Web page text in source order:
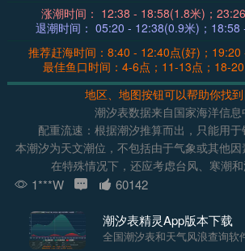
涨潮时间： 12:38 - 18:58(1.8米)；
退潮时间： 05:20 - 12:38(0.9米)；
推荐赶海时间：8:40 - 12:40点(好)；19:20
最佳鱼口时间：4-6点；11-13点；18-20
地区、地图按钮可以帮助你找
潮汐表数据来自国家海洋信息
配重流速：根据潮汐推算而出，只能用于
本潮汐为天文潮位，不包括由于气象或其他
在特殊情况下，还应考虑台风、寒潮和
1***W 60142
潮汐表精灵App版本下载
全国潮汐表和天气风浪查询软